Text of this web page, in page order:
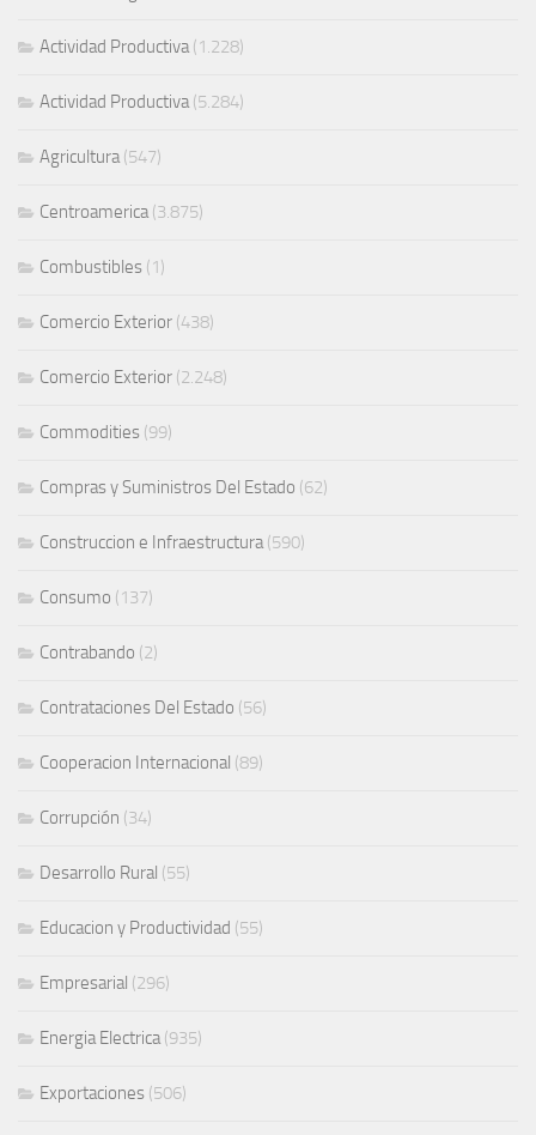
Actividad Productiva(1.228)
Actividad Productiva(5.284)
Agricultura(547)
Centroamerica(3.875)
Combustibles (1)
Comercio Exterior (438)
Comercio Exterior (2.248)
Commodities (99)
Compras y Suministros Del Estado (62)
Construccion e Infraestructura(590)
Consumo (137)
Contrabando (2)
Contrataciones Del Estado (56)
Cooperacion Internacional (89)
Corrupción (34)
Desarrollo Rural (55)
Educacion y Productividad (55)
Empresarial (296)
Energia Electrica(935)
Exportaciones (506)